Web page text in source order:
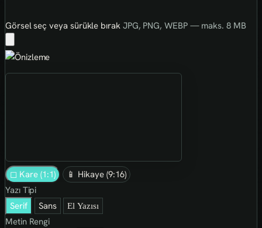
Görsel seç veya sürükle bırak JPG, PNG, WEBP — maks. 8 MB
◻ Kare (1:1)
📱 Hikaye (9:16)
Yazı Tipi
Serif
Sans El Yazısı
Metin Rengi